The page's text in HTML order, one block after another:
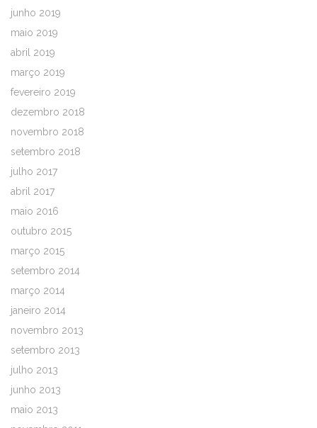
junho 2019
maio 2019
abril 2019
março 2019
fevereiro 2019
dezembro 2018
novembro 2018
setembro 2018
julho 2017
abril 2017
maio 2016
outubro 2015
março 2015
setembro 2014
março 2014
janeiro 2014
novembro 2013
setembro 2013
julho 2013
junho 2013
maio 2013